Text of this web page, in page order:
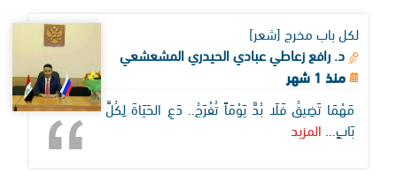
لكل باب مخرج [شعر]
د. رافع زعاطي عبادي الحيدري المشعشعي
منذ 1 شهر
مَهْمَا تَضِيقُ فَلَا بُدَّ يَوْمَاً تُفْرَجُ.. دَعِ الحَيَاةَ لِكُلِّ
بَابٍ... المزيد